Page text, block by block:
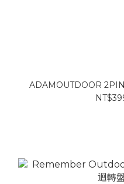
ADAMOUTDOOR